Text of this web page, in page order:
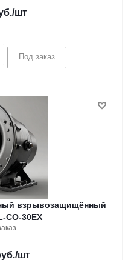
/шт
Под заказ
взрывозащищённый
CO-30EX
/шт